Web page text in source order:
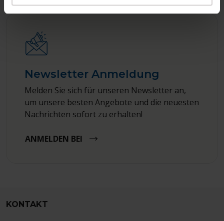
Newsletter Anmeldung
Melden Sie sich für unseren Newsletter an,
um unsere besten Angebote und die neuesten
Nachrichten sofort zu erhalten!
ANMELDEN BEI
KONTAKT